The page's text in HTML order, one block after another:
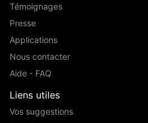
Témoignages
Presse
Applications
Nous contacter
Aide - FAQ
Liens utiles
Vos suggestions